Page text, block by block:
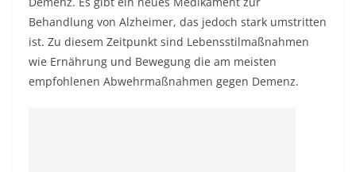
Behandlung von Alzheimer, das jedoch stark umstritten
ist. Zu diesem Zeitpunkt sind Lebensstilmaßnahmen
wie Ernährung und Bewegung die am meisten
empfohlenen Abwehrmaßnahmen gegen Demenz.